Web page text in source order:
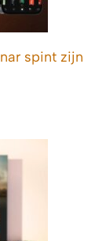
spint zijn